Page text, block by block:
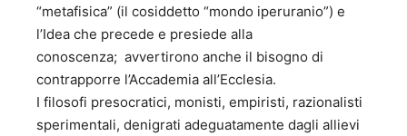
Mezzogiorno dal 1973 al 1975. e) Membro del Consiglio
Superiore delle Forze Armate dal 1981 al 2002. f) Membro
del Consiglio di Amministrazione dei Monopoli di Stato. g)
Giudice della Commissione Tributaria Centrale dal 1992 al
2002. 4 – Attività ulteriori: a) Presidente o Membro di
Commissioni di studio istituite dalla Pubblica
Amministrazione (Commissione Giannini per il riordino
“metafisica” (il cosiddetto “mondo iperuranio”) e
l’Idea che precede e presiede alla
conoscenza; avvertirono anche il bisogno di
contrapporre l’Accademia all’Ecclesia.
I filosofi presocratici, monisti, empiristi, razionalisti
sperimentali, denigrati adeguatamente dagli allievi